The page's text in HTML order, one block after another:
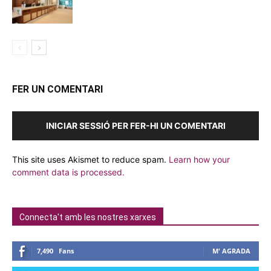
FER UN COMENTARI
INICIAR SESSIÓ PER FER-HI UN COMENTARI
This site uses Akismet to reduce spam. Learn how your
comment data is processed.
Connecta't amb les nostres xarxes
7,490 Fans M' AGRADA